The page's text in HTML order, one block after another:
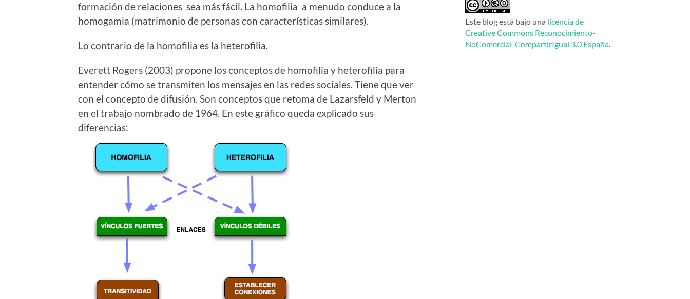
formación de relaciones sea más fácil. La homofilia a menudo conduce a la
homogamia (matrimonio de personas con características similares).
Lo contrario de la homofilia es la heterofilia.
Everett Rogers (2003) propone los conceptos de homofilia y heterofilia para
entender cómo se transmiten los mensajes en las redes sociales. Tiene que ver
con el concepto de difusión. Son conceptos que retoma de Lazarsfeld y Merton
en el trabajo nombrado de 1964. En este gráfico queda explicado sus
diferencias:
Este blog está bajo una licencia de
Creative Commons Reconocimiento-
NoComercial-CompartirIgual 3.0 España.